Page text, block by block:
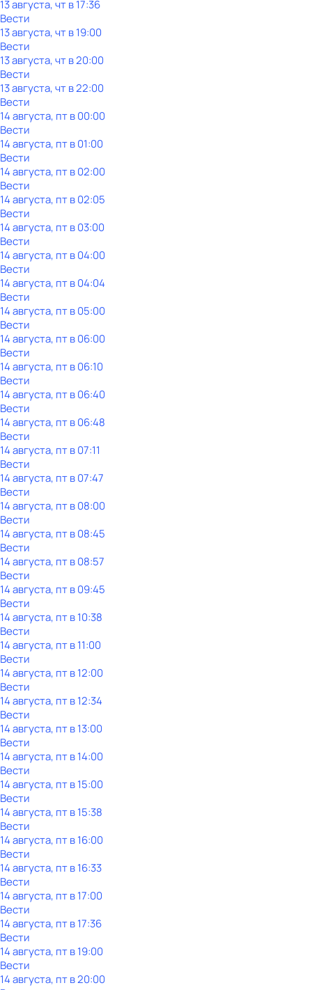
13 августа, чт в 17:36
Вести
13 августа, чт в 19:00
Вести
13 августа, чт в 20:00
Вести
13 августа, чт в 22:00
Вести
14 августа, пт в 00:00
Вести
14 августа, пт в 01:00
Вести
14 августа, пт в 02:00
Вести
14 августа, пт в 02:05
Вести
14 августа, пт в 03:00
Вести
14 августа, пт в 04:00
Вести
14 августа, пт в 04:04
Вести
14 августа, пт в 05:00
Вести
14 августа, пт в 06:00
Вести
14 августа, пт в 06:10
Вести
14 августа, пт в 06:40
Вести
14 августа, пт в 06:48
Вести
14 августа, пт в 07:11
Вести
14 августа, пт в 07:47
Вести
14 августа, пт в 08:00
Вести
14 августа, пт в 08:45
Вести
14 августа, пт в 08:57
Вести
14 августа, пт в 09:45
Вести
14 августа, пт в 10:38
Вести
14 августа, пт в 11:00
Вести
14 августа, пт в 12:00
Вести
14 августа, пт в 12:34
Вести
14 августа, пт в 13:00
Вести
14 августа, пт в 14:00
Вести
14 августа, пт в 15:00
Вести
14 августа, пт в 15:38
Вести
14 августа, пт в 16:00
Вести
14 августа, пт в 16:33
Вести
14 августа, пт в 17:00
Вести
14 августа, пт в 17:36
Вести
14 августа, пт в 19:00
Вести
14 августа, пт в 20:00